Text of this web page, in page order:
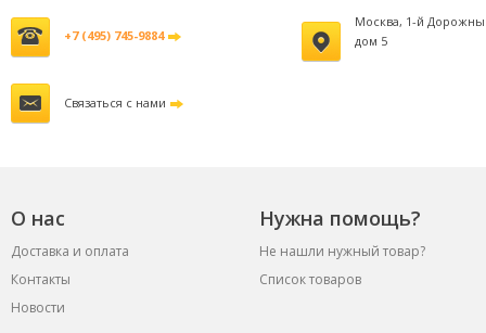
+7 (495) 745-9884
Москва, 1-й
дом 5
Связаться с нами
О нас Нужна помощь?
Доставка и оплата
Не нашли нужный товар?
Контакты
Список товаров
Новости